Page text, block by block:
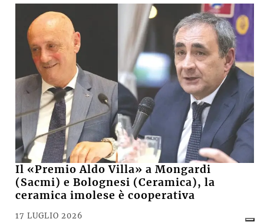
Il «Premio Aldo Villa» a Mongardi
(Sacmi) e Bolognesi (Ceramica), la
ceramica imolese è cooperativa
17 LUGLIO 2026